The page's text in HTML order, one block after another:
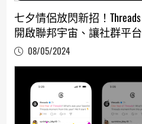
七夕情侶放閃新招！
開啟聯邦宇宙、讓社群平
08/05/2024